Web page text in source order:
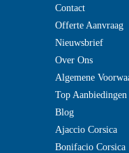
Contact
Offerte Aanvraag
Nieuwsbrief
Over Ons
Algemene
Top Aanbiedingen
Blog
Ajaccio Corsica
Bonifacio Corsica